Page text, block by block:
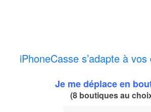
iPhoneCasse s’adapte à
Je me déplace en
(8 boutiques au